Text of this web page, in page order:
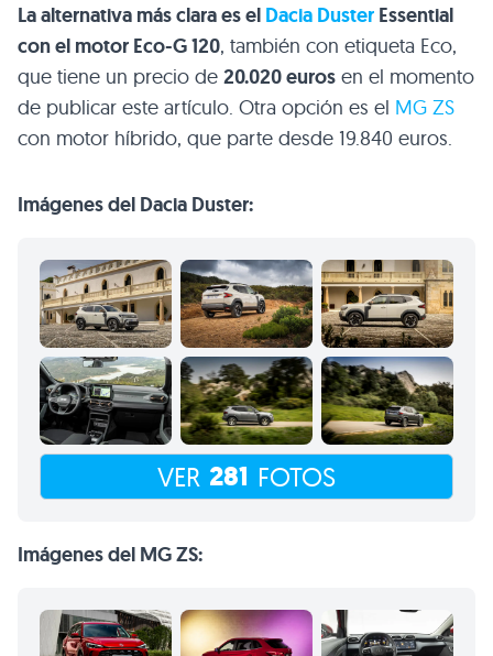
La alternativa más clara es el Dacia Duster Essential
con el motor Eco-G 120, también con etiqueta Eco,
que tiene un precio de 20.020 euros en el momento
de publicar este artículo. Otra opción es el MG ZS
con motor híbrido, que parte desde 19.840 euros.
Imágenes del Dacia Duster:
VER 281 FOTOS
Imágenes del MG ZS: